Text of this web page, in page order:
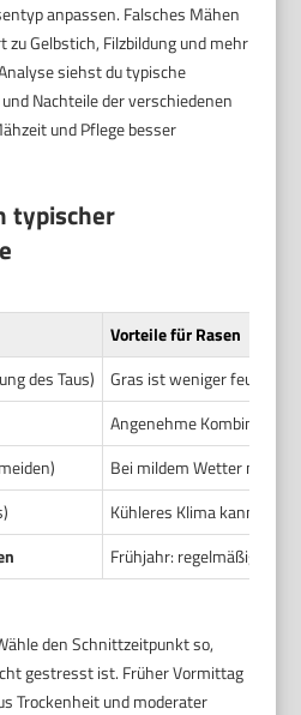
anpassen. Falsches Mähen
Gelbstich, Filzbildung und mehr
siehst du typische
Nachteile der verschiedenen
und Pflege besser
typischer
Vorteile für Rasen
des Taus)
Gras ist weniger feucht.
Angenehme Kombination
Bei mildem Wetter
Kühleres Klima kann
Frühjahr: regelmäßiger,
den Schnittzeitpunkt so,
gestresst ist. Früher Vormittag
Trockenheit und moderater